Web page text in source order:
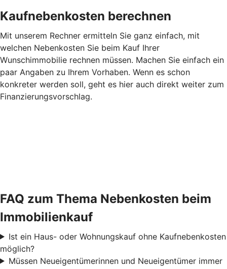
Kaufnebenkosten berechnen
Mit unserem Rechner ermitteln Sie ganz einfach, mit
welchen Nebenkosten Sie beim Kauf Ihrer
Wunschimmobilie rechnen müssen. Machen Sie einfach ein
paar Angaben zu Ihrem Vorhaben. Wenn es schon
konkreter werden soll, geht es hier auch direkt weiter zum
Finanzierungsvorschlag.
FAQ zum Thema Nebenkosten beim
Immobilienkauf
Ist ein Haus- oder Wohnungskauf ohne Kaufnebenkosten
möglich?
Müssen Neueigentümerinnen und Neueigentümer immer